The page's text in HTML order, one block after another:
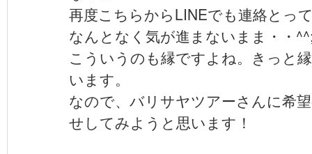
再度こちらからLINEでも連絡とっ
なんとなく気が進まないまま・・
こういうのも縁ですよね。きっと
います。
なので、バリサヤツアーさんに希
せしてみようと思います！